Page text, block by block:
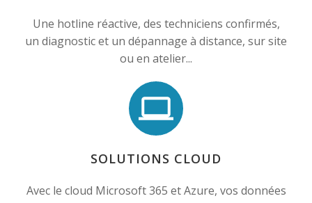
Une hotline réactive, des techniciens confirmés,
un diagnostic et un dépannage à distance, sur site
ou en atelier...
SOLUTIONS CLOUD
Avec le cloud Microsoft 365 et Azure, vos données